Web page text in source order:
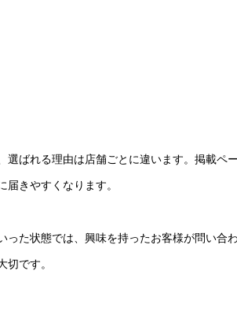
ばれる理由は店舗ごとに違います。掲載ペ
きやすくなります。
た状態では、興味を持ったお客様が問い合
です。